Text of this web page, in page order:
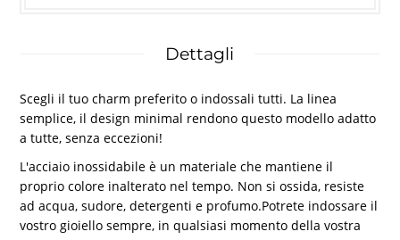
Dettagli
Scegli il tuo charm preferito o indossali tutti. La linea
semplice, il design minimal rendono questo modello adatto
a tutte, senza eccezioni!
L'acciaio inossidabile è un materiale che mantiene il
proprio colore inalterato nel tempo. Non si ossida, resiste
ad acqua, sudore, detergenti e profumo.Potrete indossare il
vostro gioiello sempre, in qualsiasi momento della vostra